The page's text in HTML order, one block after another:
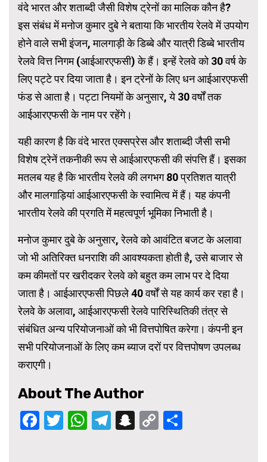
वंदे भारत और शताब्दी जैसी विशेष ट्रेनों का मालिक कौन है?
इस संबंध में मनोज कुमार दुबे ने बताया कि भारतीय रेलवे में उपयोग
होने वाले सभी इंजन, मालगाड़ी के डिब्बे और यात्री डिब्बे भारतीय
रेलवे वित्त निगम (आईआरएफसी) के हैं। इन्हें रेलवे को 30 वर्ष के
लिए पट्टे पर दिया जाता है। इन ट्रेनों के लिए धन आईआरएफसी
फंड से आता है। पट्टा नियमों के अनुसार, ये 30 वर्षों तक
आईआरएफसी के नाम पर रहेंगे।
यही कारण है कि वंदे भारत एक्सप्रेस और शताब्दी जैसी सभी
विशेष ट्रेनें तकनीकी रूप से आईआरएफसी की संपत्ति हैं। इसका
मतलब यह है कि भारतीय रेलवे की लगभग 80 प्रतिशत यात्री
और मालगाड़ियां आईआरएफसी के स्वामित्व में हैं। यह कंपनी
भारतीय रेलवे की प्रगति में महत्वपूर्ण भूमिका निभाती है।
मनोज कुमार दुबे के अनुसार, रेलवे को आवंटित बजट के अलावा
जो भी अतिरिक्त धनराशि की आवश्यकता होती है, उसे बाजार से
कम कीमतों पर खरीदकर रेलवे को बहुत कम लाभ पर दे दिया
जाता है। आईआरएफसी पिछले 40 वर्षों से यह कार्य कर रहा है।
रेलवे के अलावा, आईआरएफसी रेलवे पारिस्थितिकी तंत्र से
संबंधित अन्य परियोजनाओं को भी वित्तपोषित करेगा। कंपनी इन
सभी परियोजनाओं के लिए कम ब्याज दरों पर वित्तपोषण उपलब्ध
कराएगी।
About The Author
Facebook
Twitter
WhatsApp
Telegram
Snapchat
Copy